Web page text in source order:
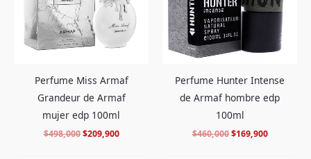
Perfume Miss Armaf
Grandeur de Armaf
mujer edp 100ml
$498,000 $209,900
Perfume Hunter Intense
de Armaf hombre edp
100ml
$460,000 $169,900